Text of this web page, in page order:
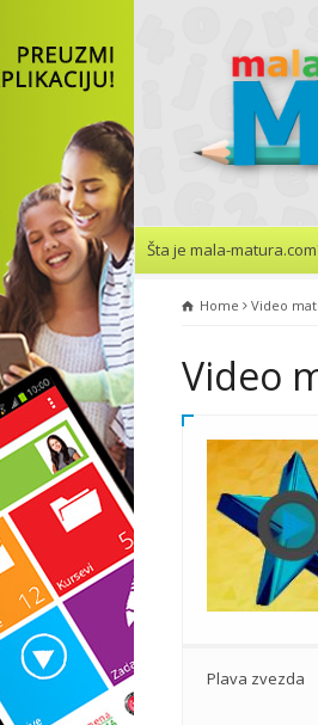
Šta je mala-
Home Video
Video
Plava zvezda